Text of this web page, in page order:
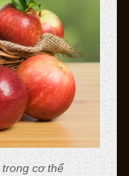
cơ thể